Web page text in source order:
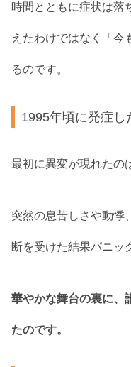
時間とともに症状は落
えたわけではなく「今
るのです。
1995年頃に発症し
最初に異変が現れたの
突然の息苦しさや動悸
断を受けた結果パニッ
華やかな舞台の裏に、
たのです。